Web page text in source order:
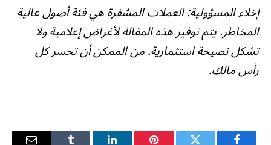
إخلاء المسؤولية: العملات المشفرة هي فئة أصول عالية
المخاطر. يتم توفير هذه المقالة لأغراض إعلامية ولا
تشكل نصيحة استثمارية. من الممكن أن تخسر كل
رأس مالك.